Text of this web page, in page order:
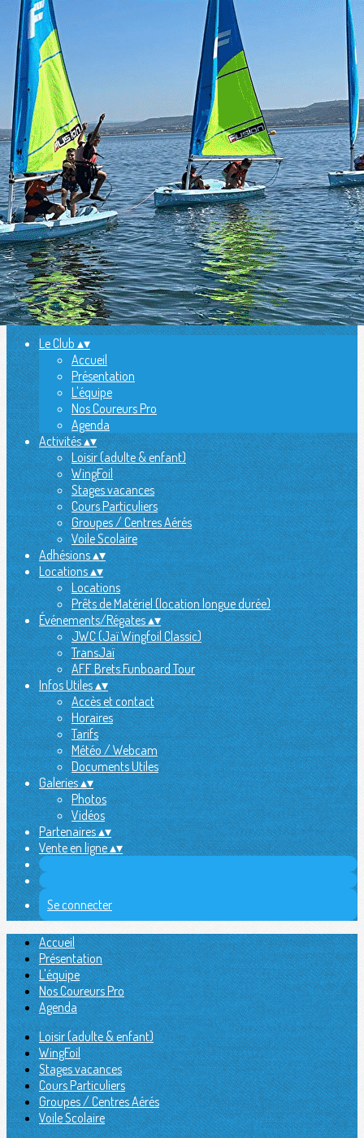
Exporter les lignes sélectionnées
Exporter toutes les colonnes
Exporter uniquement les colonnes affichées
Menu
Accueil
Présentation
L'équipe
Nos Coureurs Pro
Agenda
Ajoutez un logo, un bouton, des réseaux sociaux
Cliquez pour éditer
Le Club ▴▾
Accueil
Présentation
L'équipe
Nos Coureurs Pro
Agenda
Activités▴▾
Loisir (adulte & enfant)
WingFoil
Stages vacances
Cours Particuliers
Groupes / Centres Aérés
Voile Scolaire
Adhésions▴▾
Locations▴▾
Locations
Prêts de Matériel (location longue durée)
Événements/Régates▴▾
JWC (Jaï Wingfoil Classic)
TransJaï
AFF Brets Funboard Tour
Infos Utiles▴▾
Accès et contact
Horaires
Tarifs
Météo / Webcam
Documents Utiles
Galeries▴▾
Photos
Vidéos
Partenaires▴▾
Vente en ligne▴▾
Se connecter
Accueil
Présentation
L'équipe
Nos Coureurs Pro
Agenda
Loisir (adulte & enfant)
WingFoil
Stages vacances
Cours Particuliers
Groupes / Centres Aérés
Voile Scolaire